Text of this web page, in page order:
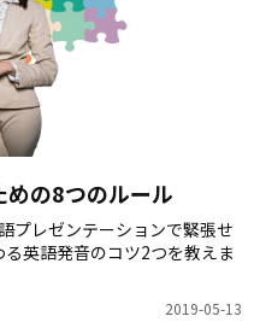
の8つのルール
プレゼンテーションで緊張せ
英語発音のコツ2つを教えま
2019-05-13